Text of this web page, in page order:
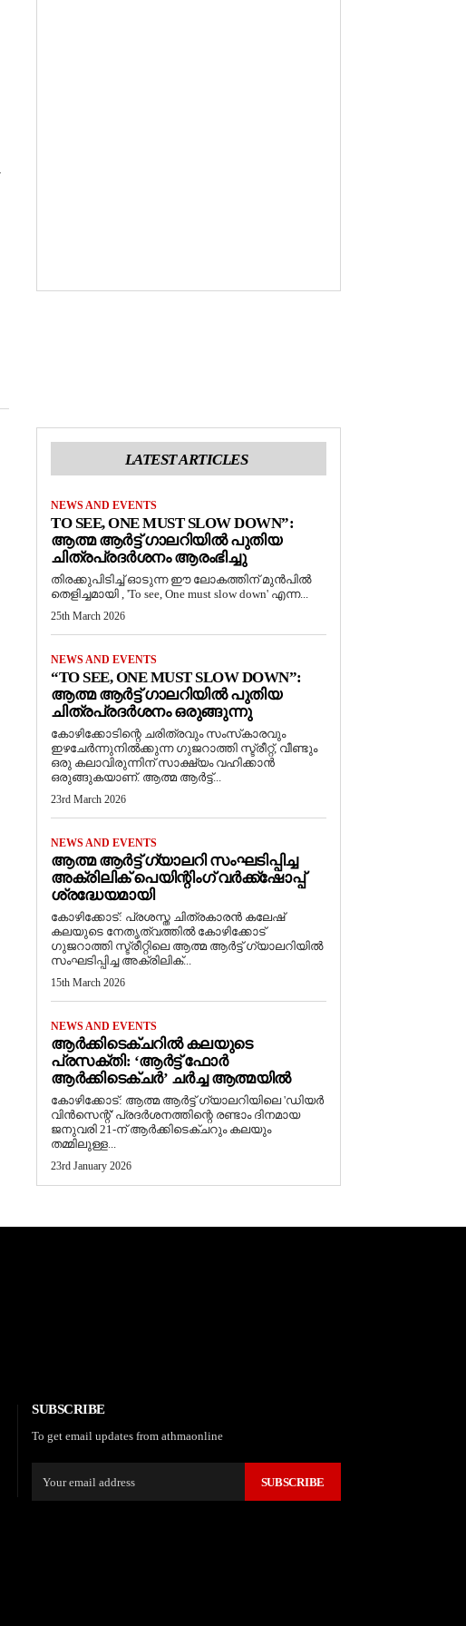
LATEST ARTICLES
NEWS AND EVENTS
TO SEE, ONE MUST SLOW DOWN”:
ആത്മ ആർട്ട് ഗാലറിയിൽ പുതിയ
ചിത്രപ്രദർശനം ആരംഭിച്ചു
തിരക്കുപിടിച്ച് ഓടുന്ന ഈ ലോകത്തിന് മുൻപിൽ
തെളിച്ചമായി , 'To see, One must slow down' എന്ന...
25th March 2026
NEWS AND EVENTS
“TO SEE, ONE MUST SLOW DOWN”:
ആത്മ ആർട്ട് ഗാലറിയിൽ പുതിയ
ചിത്രപ്രദർശനം ഒരുങ്ങുന്നു
കോഴിക്കോടിന്റെ ചരിത്രവും സംസ്‌കാരവും
ഇഴചേർന്നുനിൽക്കുന്ന ഗുജറാത്തി സ്ട്രീറ്റ്, വീണ്ടും
ഒരു കലാവിരുന്നിന് സാക്ഷ്യം വഹിക്കാൻ
ഒരുങ്ങുകയാണ്. ആത്മ ആർട്ട്...
23rd March 2026
NEWS AND EVENTS
ആത്മ ആർട്ട് ഗ്യാലറി സംഘടിപ്പിച്ച
അക്രിലിക് പെയിന്റിംഗ് വർക്ക്‌ഷോപ്പ്
ശ്രദ്ധേയമായി
കോഴിക്കോട്: പ്രശസ്ത ചിത്രകാരൻ കലേഷ്
കലയുടെ നേതൃത്വത്തിൽ കോഴിക്കോട്
ഗുജറാത്തി സ്ട്രീറ്റിലെ ആത്മ ആർട്ട് ഗ്യാലറിയിൽ
സംഘടിപ്പിച്ച അക്രിലിക്...
15th March 2026
NEWS AND EVENTS
ആർക്കിടെക്ചറിൽ കലയുടെ
പ്രസക്തി: ‘ആർട്ട് ഫോർ
ആർക്കിടെക്ചർ’ ചർച്ച ആത്മയിൽ
​കോഴിക്കോട്: ആത്മ ആർട്ട് ഗ്യാലറിയിലെ 'ഡിയർ
വിൻസെന്റ്' പ്രദർശനത്തിന്റെ രണ്ടാം ദിനമായ
ജനുവരി 21-ന് ആർക്കിടെക്ചറും കലയും
തമ്മിലുള്ള...
23rd January 2026
SUBSCRIBE
To get email updates from athmaonline
SUBSCRIBE